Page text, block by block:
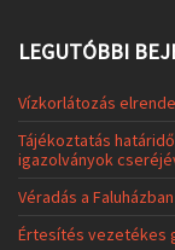
LEGUTÓBBI
Vízkorlátozás
Tájékoztatás
igazolványok
Véradás a Faluházban
Értesítés vezetékes